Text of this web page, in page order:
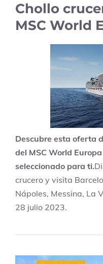
Chollo
MSC World
Descubre esta oferta
del MSC World
seleccionado para ti.
crucero y visita
Nápoles, Messina, La
28 julio 2023.